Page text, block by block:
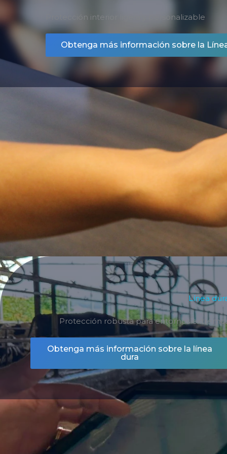
Protección interior ligera y personalizable
Obtenga más información sobre la
Línea
Protección robusta para entornos
Obtenga más información sobre la línea
dura